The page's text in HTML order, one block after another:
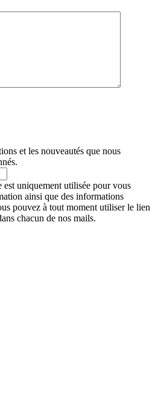
et les nouveautés que nous
est uniquement utilisée pour vous
ainsi que des informations
pouvez à tout moment utiliser le lien
chacun de nos mails.